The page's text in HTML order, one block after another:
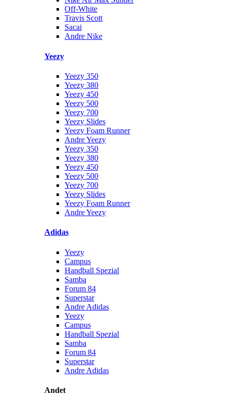
Off-White
Travis Scott
Sacai
Andre Nike
Yeezy
Yeezy 350
Yeezy 380
Yeezy 450
Yeezy 500
Yeezy 700
Yeezy Slides
Yeezy Foam Runner
Andre Yeezy
Yeezy 350
Yeezy 380
Yeezy 450
Yeezy 500
Yeezy 700
Yeezy Slides
Yeezy Foam Runner
Andre Yeezy
Adidas
Yeezy
Campus
Handball Spezial
Samba
Forum 84
Superstar
Andre Adidas
Yeezy
Campus
Handball Spezial
Samba
Forum 84
Superstar
Andre Adidas
Andet